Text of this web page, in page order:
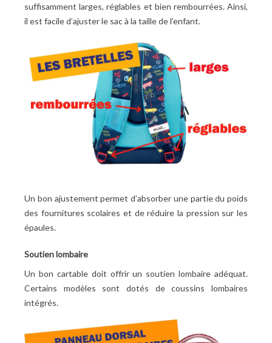
suffisamment larges, réglables et bien rembourrées. Ainsi,
il est facile d’ajuster le sac à la taille de l’enfant.
Un bon ajustement permet d’absorber une partie du poids
des fournitures scolaires et de réduire la pression sur les
épaules.
Soutien lombaire
Un bon cartable doit offrir un soutien lombaire adéquat.
Certains modèles sont dotés de coussins lombaires
intégrés.